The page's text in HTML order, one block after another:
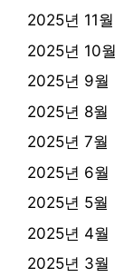
2025년 11월
2025년 10월
2025년 9월
2025년 8월
2025년 7월
2025년 6월
2025년 5월
2025년 4월
2025년 3월